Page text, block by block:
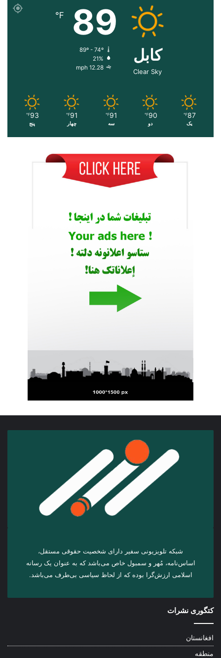
کابل
Clear Sky
89
℉
89º - 74º
21%
12.28 mph
87
℉
یک
90
℉
دو
91
℉
سه
91
℉
چهار
93
℉
پنج
شبکه تلویزیونی سفیر دارای شخصیت حقوقی مستقل،
اساس‌نامه، مُهر و سمبول خاص می‌باشد که به عنوان یک رسانه
اسلامی ارزش‌گرا بوده که از لحاظ سیاسی بی‌طرف می‌باشد.
کتگوری نشرات
افغانستان
منطقه